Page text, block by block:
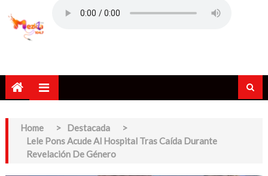
Home > Destacada
>
Lele Pons Acude Al Hospital Tras Caída Durante
Revelación De Género